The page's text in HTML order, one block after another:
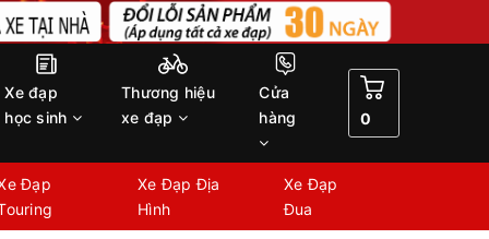
Xe đạp
học sinh
Thương hiệu
xe đạp
Cửa
hàng
0
Đạp
Xe Đạp Địa
Hình
Xe Đạp
Đua